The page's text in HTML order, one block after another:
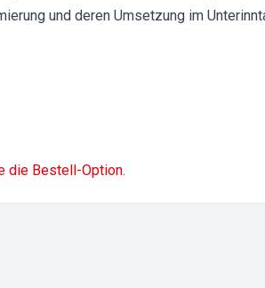
und deren Umsetzung im
die Bestell-Option.